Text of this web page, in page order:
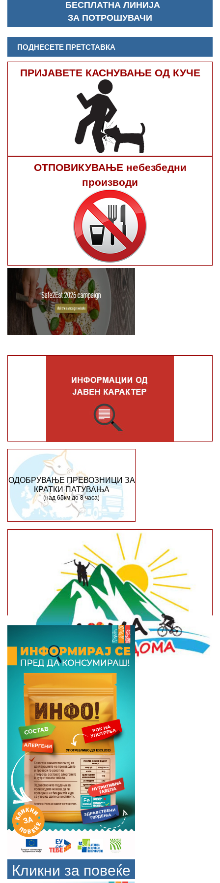
БЕСПЛАТНА ЛИНИЈА
ЗА ПОТРОШУВАЧИ
ПОДНЕСЕТЕ ПРЕТСТАВКА
ПРИЈАВЕТЕ КАСНУВАЊЕ ОД КУЧЕ
ОТПОВИКУВАЊЕ небезбедни
производи
ОДОБРУВАЊЕ ПРЕВОЗНИЦИ ЗА
КРАТКИ ПАТУВАЊА
(над 65км до 8 часа)
Кликни за повеќе